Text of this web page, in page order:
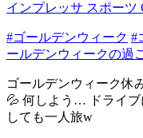
インプレッサ スポーツ
#ゴールデンウィーク #
ールデンウィークの過
ゴールデンウィーク休
💦 何しよう… ドライ
しても一人旅w